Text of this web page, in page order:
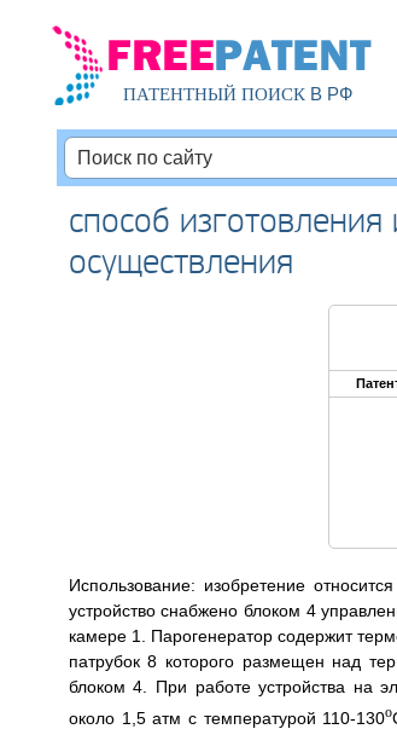
ПАТЕНТНЫЙ ПОИСКВ РФ
способ
осуществления
Использование: изобретение
устройство снабжено блоком 4
камере 1. Парогенератор содержит
патрубок 8 которого размещен над
блоком 4. При работе устройства на
около 1,5 атм с температурой 110-130o